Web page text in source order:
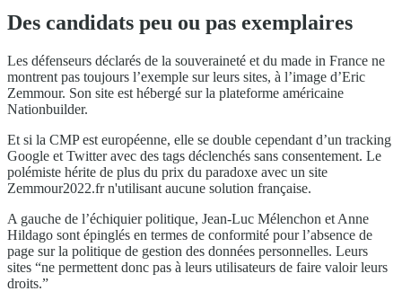
Des candidats peu ou pas exemplaires
Les défenseurs déclarés de la souveraineté et du made in France ne
montrent pas toujours l’exemple sur leurs sites, à l’image d’Eric
Zemmour. Son site est hébergé sur la plateforme américaine
Nationbuilder.
Et si la CMP est européenne, elle se double cependant d’un tracking
Google et Twitter avec des tags déclenchés sans consentement. Le
polémiste hérite de plus du prix du paradoxe avec un site
Zemmour2022.fr n'utilisant aucune solution française.
A gauche de l’échiquier politique, Jean-Luc Mélenchon et Anne
Hildago sont épinglés en termes de conformité pour l’absence de
page sur la politique de gestion des données personnelles. Leurs
sites “ne permettent donc pas à leurs utilisateurs de faire valoir leurs
droits.”